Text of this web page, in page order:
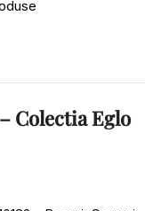
Colectia Eglo